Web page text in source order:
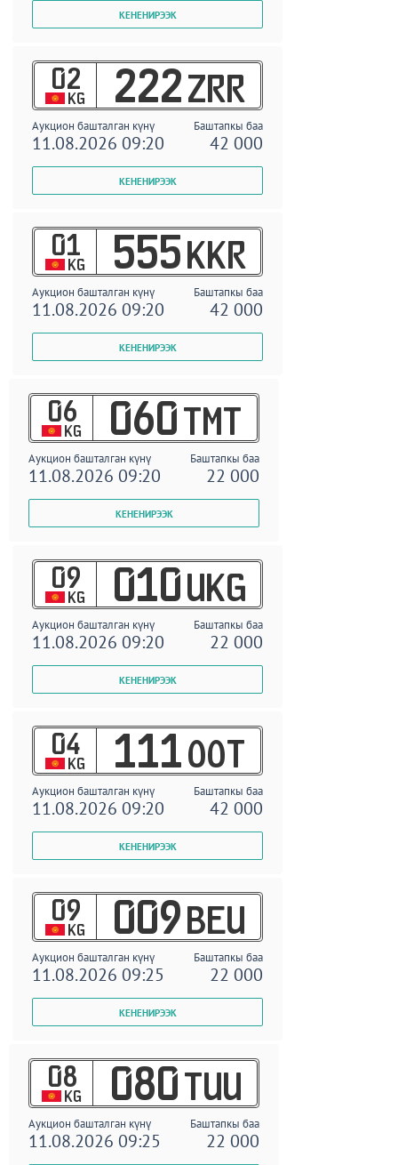
02
KG 222 ZRR
Аукцион башталган күнү Баштапкы баа
11.08.2026 09:20 42 000
01
KG 555 KKR
Аукцион башталган күнү Баштапкы баа
11.08.2026 09:20 42 000
06
KG 060 TMT
Аукцион башталган күнү Баштапкы баа
11.08.2026 09:20 22 000
09
KG 010 UKG
Аукцион башталган күнү Баштапкы баа
11.08.2026 09:20 22 000
04
KG 111 OOT
Аукцион башталган күнү Баштапкы баа
11.08.2026 09:20 42 000
09
KG 009 BEU
Аукцион башталган күнү Баштапкы баа
11.08.2026 09:25 22 000
08
KG 080 TUU
Аукцион башталган күнү Баштапкы баа
11.08.2026 09:25 22 000